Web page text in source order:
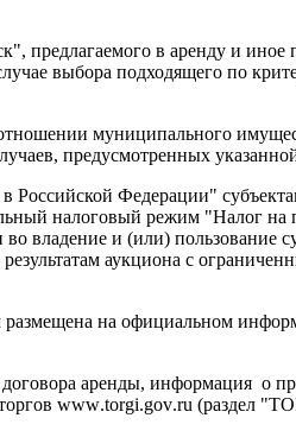
предлагаемого в аренду и иное
выбора подходящего по
муниципального
предусмотренных
Российской Федерации"
налоговый режим "Налог на
владение и (или) пользование
аукциона с
размещена на официальном
аренды, информация о
www.torgi.gov.ru (раздел